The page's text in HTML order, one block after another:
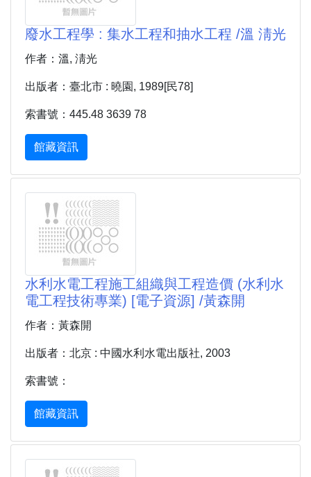
廢水工程學 : 集水工程和抽水工程 /溫 淸光
作者：溫, 淸光
出版者：臺北市 : 曉園, 1989[民78]
索書號：445.48 3639 78
館藏資訊
水利水電工程施工組織與工程造價 (水利水
電工程技術專業) [電子資源] /黃森開
作者：黃森開
出版者：北京 : 中國水利水電出版社, 2003
索書號：
館藏資訊